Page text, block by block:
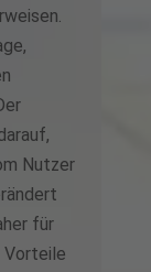
Nutzer
für
Vorteile